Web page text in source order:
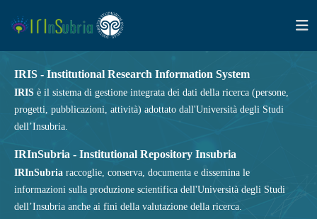
IRIS - Institutional Research Information System
IRIS è il sistema di gestione integrata dei dati della ricerca (persone,
progetti, pubblicazioni, attività) adottato dall'Università degli Studi
dell’Insubria.
IRInSubria - Institutional Repository Insubria
IRInSubria raccoglie, conserva, documenta e dissemina le
informazioni sulla produzione scientifica dell'Università degli Studi
dell’Insubria anche ai fini della valutazione della ricerca.